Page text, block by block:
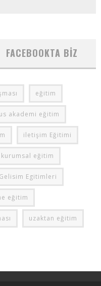
FACEBOOKTA BIZ
eğitim
akademi eğitim
iletişim Eğitimi
kurumsal eğitim
Egitimleri
eğitim
uzaktan eğitim